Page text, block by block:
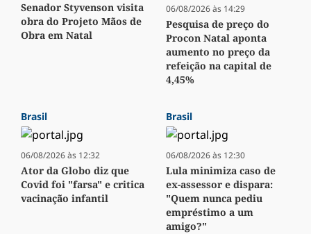
Senador Styvenson visita
obra do Projeto Mãos de
Obra em Natal
06/08/2026 às 14:29
Pesquisa de preço do
Procon Natal aponta
aumento no preço da
refeição na capital de
4,45%
Brasil
06/08/2026 às 12:32
Ator da Globo diz que
Covid foi "farsa" e critica
vacinação infantil
Brasil
06/08/2026 às 12:30
Lula minimiza caso de
ex-assessor e dispara:
"Quem nunca pediu
empréstimo a um
amigo?"